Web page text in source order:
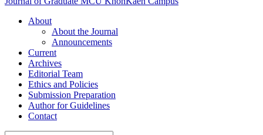
About
About the Journal
Announcements
Current
Archives
Editorial Team
Ethics and Policies
Submission Preparation
Author for Guidelines
Contact